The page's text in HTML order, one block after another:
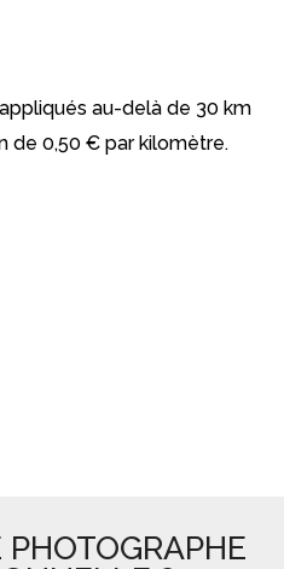
au-delà de 30 km
de 0,50 € par kilomètre.